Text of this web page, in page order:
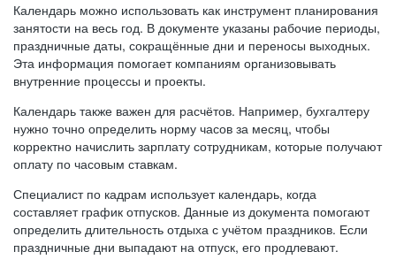
Календарь можно использовать как инструмент планирования
занятости на весь год. В документе указаны рабочие периоды,
праздничные даты, сокращённые дни и переносы выходных.
Эта информация помогает компаниям организовывать
внутренние процессы и проекты.
Календарь также важен для расчётов. Например, бухгалтеру
нужно точно определить норму часов за месяц, чтобы
корректно начислить зарплату сотрудникам, которые получают
оплату по часовым ставкам.
Специалист по кадрам использует календарь, когда
составляет график отпусков. Данные из документа помогают
определить длительность отдыха с учётом праздников. Если
праздничные дни выпадают на отпуск, его продлевают.